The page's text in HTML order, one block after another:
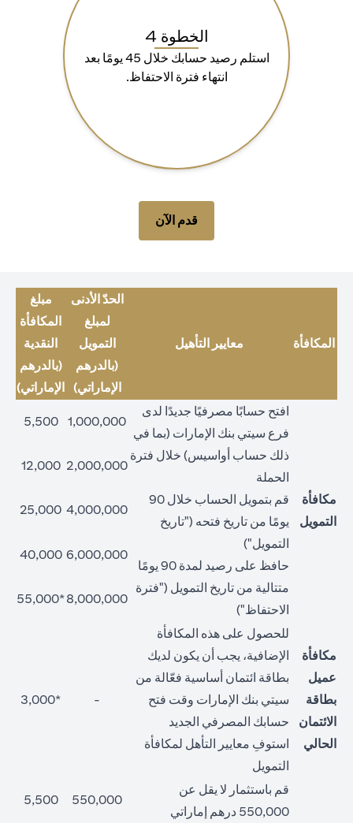
الخطوة 4
استلم رصيد حسابك خلال 45 يومًا بعد
انتهاء فترة الاحتفاظ.
قدم الآن
المكافأة معايير التأهيل
الحدّ الأدنى
لمبلغ
التمويل
(بالدرهم
الإماراتي)
مبلغ
المكافأة
النقدية
(بالدرهم
الإماراتي)
مكافأة
التمويل
افتح حسابًا مصرفيًا جديدًا لدى
فرع سيتي بنك الإمارات (بما في
ذلك حساب أواسيس) خلال فترة
الحملة
قم بتمويل الحساب خلال 90
يومًا من تاريخ فتحه ("تاريخ
التمويل")
حافظ على رصيد لمدة 90 يومًا
متتالية من تاريخ التمويل ("فترة
الاحتفاظ")
1,000,000
5,500
2,000,000
12,000
4,000,000
25,000
6,000,000
40,000
8,000,000
*55,000
مكافأة
عميل
بطاقة
الائتمان
الحالي
للحصول على هذه المكافأة
الإضافية، يجب أن يكون لديك
بطاقة ائتمان أساسية فعّالة من
سيتي بنك الإمارات وقت فتح
حسابك المصرفي الجديد
استوفِ معايير التأهل لمكافأة
التمويل
-
*3,000
قم باستثمار لا يقل عن
550,000 درهم إماراتي
550,000
5,500